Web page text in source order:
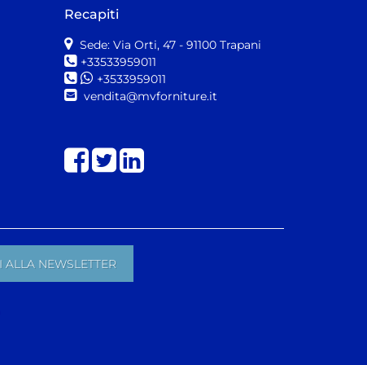
Recapiti
Sede: Via Orti, 47 - 91100 Trapani
+33533959011
+3533959011
vendita@mvforniture.it
Share on Facebook
Share on Twitter
Share on LinkedIn